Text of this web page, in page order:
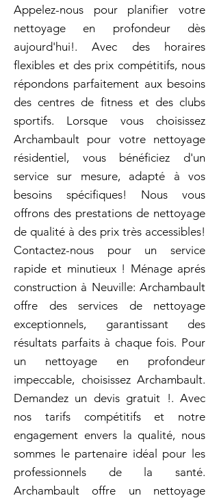
Appelez-nous pour planifier votre
nettoyage en profondeur dès
aujourd'hui!. Avec des horaires
flexibles et des prix compétitifs, nous
répondons parfaitement aux besoins
des centres de fitness et des clubs
sportifs. Lorsque vous choisissez
Archambault pour votre nettoyage
résidentiel, vous bénéficiez d'un
service sur mesure, adapté à vos
besoins spécifiques! Nous vous
offrons des prestations de nettoyage
de qualité à des prix très accessibles!
Contactez-nous pour un service
rapide et minutieux ! Ménage aprés
construction à Neuville: Archambault
offre des services de nettoyage
exceptionnels, garantissant des
résultats parfaits à chaque fois. Pour
un nettoyage en profondeur
impeccable, choisissez Archambault.
Demandez un devis gratuit !. Avec
nos tarifs compétitifs et notre
engagement envers la qualité, nous
sommes le partenaire idéal pour les
professionnels de la santé.
Archambault offre un nettoyage